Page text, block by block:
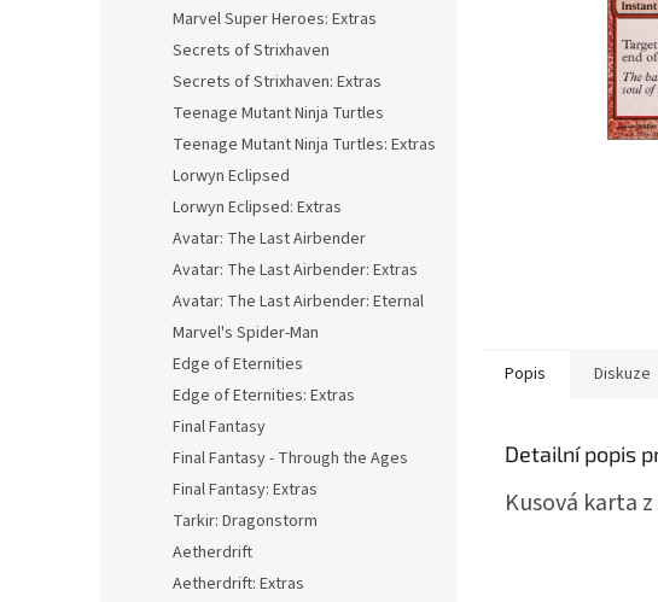
Marvel Super Heroes: Extras
Secrets of Strixhaven
Secrets of Strixhaven: Extras
Teenage Mutant Ninja Turtles
Teenage Mutant Ninja Turtles: Extras
Lorwyn Eclipsed
Lorwyn Eclipsed: Extras
Avatar: The Last Airbender
Avatar: The Last Airbender: Extras
Avatar: The Last Airbender: Eternal
Marvel's Spider-Man
Edge of Eternities
Edge of Eternities: Extras
Final Fantasy
Final Fantasy - Through the Ages
Final Fantasy: Extras
Tarkir: Dragonstorm
Aetherdrift
Aetherdrift: Extras
Popis Diskuze
Detailní popis
Kusová karta